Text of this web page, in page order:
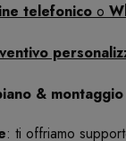
telefonico o
& montaggio
: ti offriamo